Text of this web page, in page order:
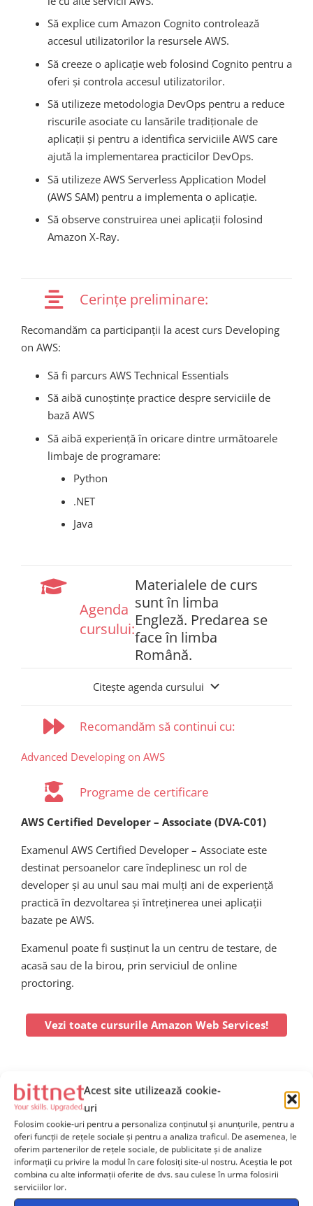
Acest site utilizează cookie-
uri
Folosim cookie-uri pentru a personaliza conținutul și anunțurile, pentru a
oferi funcții de rețele sociale și pentru a analiza traficul. De asemenea, le
oferim partenerilor de rețele sociale, de publicitate și de analize
informații cu privire la modul în care folosiți site-ul nostru. Aceștia le pot
combina cu alte informații oferite de dvs. sau culese în urma folosirii
serviciilor lor.
Să explice cum Amazon Cognito controlează
accesul utilizatorilor la resursele AWS.
Să creeze o aplicație web folosind Cognito pentru a
oferi și controla accesul utilizatorilor.
Să utilizeze metodologia DevOps pentru a reduce
riscurile asociate cu lansările tradiționale de
aplicații și pentru a identifica serviciile AWS care
ajută la implementarea practicilor DevOps.
Să utilizeze AWS Serverless Application Model
(AWS SAM) pentru a implementa o aplicație.
Să observe construirea unei aplicații folosind
Amazon X-Ray.
Cerințe preliminare:
Recomandăm ca participanții la acest curs Developing
on AWS:
Să fi parcurs AWS Technical Essentials
Să aibă cunoștințe practice despre serviciile de
bază AWS
Să aibă experiență în oricare dintre următoarele
limbaje de programare:
Python
.NET
Java
Agenda
cursului:
Materialele de curs
sunt în limba
Engleză. Predarea se
face în limba
Română.
Citește agenda cursului
Recomandăm să continui cu:
Advanced Developing on AWS
Programe de certificare
AWS Certified Developer – Associate (DVA-C01)
Examenul AWS Certified Developer – Associate este
destinat persoanelor care îndeplinesc un rol de
developer și au unul sau mai mulți ani de experiență
practică în dezvoltarea și întreținerea unei aplicații
bazate pe AWS.
Examenul poate fi susținut la un centru de testare, de
acasă sau de la birou, prin serviciul de online
proctoring.
Vezi toate cursurile Amazon Web Services!
FAQ Curs Developing on AWS
Ce competențe și abilități voi dobândi
în urma finalizării cursului Developing
on AWS?